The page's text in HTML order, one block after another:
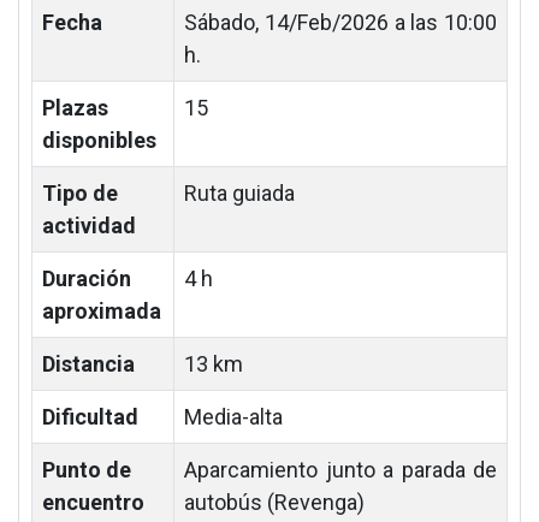
Fecha
Sábado, 14/Feb/2026 a las 10:00
h.
Plazas
disponibles
15
Tipo de
actividad
Ruta guiada
Duración
aproximada
4 h
Distancia 13 km
Dificultad Media-alta
Punto de
encuentro
Aparcamiento junto a parada de
autobús (Revenga)